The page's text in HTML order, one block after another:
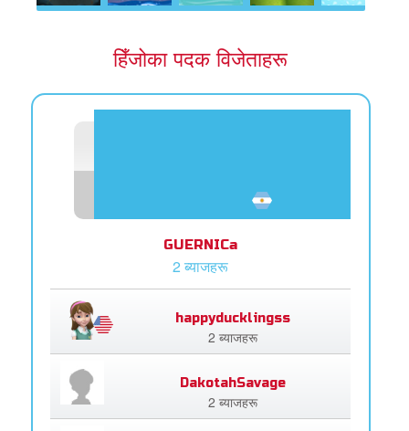
Previous Next
हिँजोका पदक विजेताहरू
GUERNICa
2 ब्याजहरू
happyducklingss
2 ब्याजहरू
DakotahSavage
2 ब्याजहरू